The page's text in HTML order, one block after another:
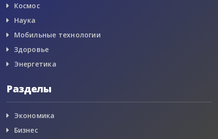
Космос
Наука
Мобильные технологии
Здоровье
Энергетика
Разделы
Экономика
Бизнес